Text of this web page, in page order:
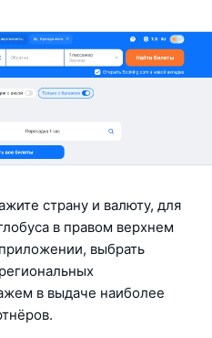
страну и валюту, для
в правом верхнем
выбрать
в выдаче наиболее